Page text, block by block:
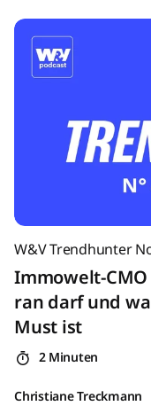
W&V Trendhunter
Immowelt-CMO
ran darf und
Must ist
2 Minuten
Christiane Treckmann